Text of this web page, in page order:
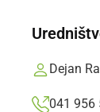
Dejan
041 956